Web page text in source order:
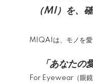
（MI）を、
MIQAIは、モノを愛
「あなたの
For Eyewear（眼